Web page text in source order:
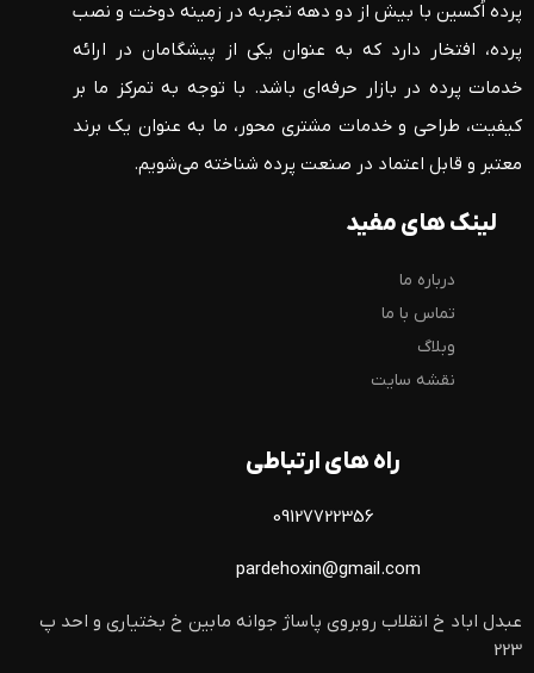
پرده اُکسین با بیش از دو دهه تجربه در زمینه دوخت و نصب
پرده، افتخار دارد که به عنوان یکی از پیشگامان در ارائه
خدمات پرده در بازار حرفه‌ای باشد. با توجه به تمرکز ما بر
کیفیت، طراحی و خدمات مشتری محور، ما به عنوان یک برند
معتبر و قابل اعتماد در صنعت پرده شناخته می‌شویم.
لینک های مفید
درباره ما
تماس با ما
وبلاگ
نقشه سایت
راه های ارتباطی
09127722356
pardehoxin@gmail.com
عبدل اباد خ انقلاب روبروی پاساژ جوانه مابین خ بختیاری و احد پ
223